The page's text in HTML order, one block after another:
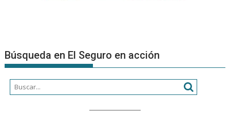
Búsqueda en El Seguro en acción